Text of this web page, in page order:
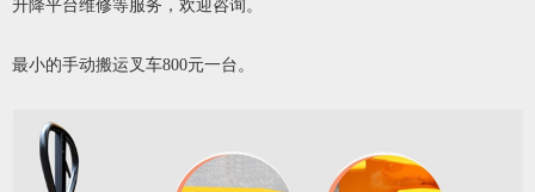
升降平台维修等服务，欢迎咨询。
最小的手动搬运叉车800元一台。